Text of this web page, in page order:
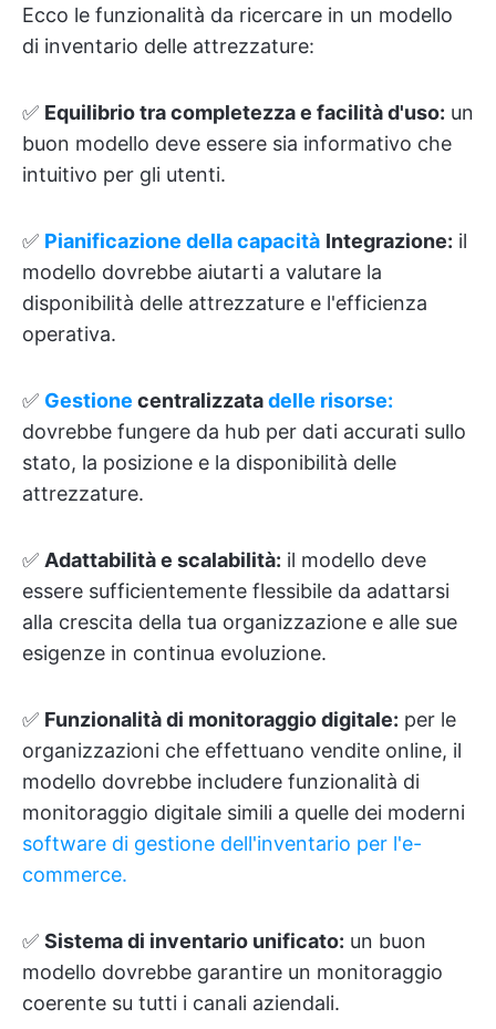
Ecco le funzionalità da ricercare in un modello
di inventario delle attrezzature:
✅ Equilibrio tra completezza e facilità d'uso: un
buon modello deve essere sia informativo che
intuitivo per gli utenti.
✅ Pianificazione della capacità Integrazione: il
modello dovrebbe aiutarti a valutare la
disponibilità delle attrezzature e l'efficienza
operativa.
✅ Gestione centralizzatadelle risorse:
dovrebbe fungere da hub per dati accurati sullo
stato, la posizione e la disponibilità delle
attrezzature.
✅ Adattabilità e scalabilità: il modello deve
essere sufficientemente flessibile da adattarsi
alla crescita della tua organizzazione e alle sue
esigenze in continua evoluzione.
✅ Funzionalità di monitoraggio digitale: per le
organizzazioni che effettuano vendite online, il
modello dovrebbe includere funzionalità di
monitoraggio digitale simili a quelle dei moderni
software di gestione dell'inventario per l'e-
commerce.
✅ Sistema di inventario unificato: un buon
modello dovrebbe garantire un monitoraggio
coerente su tutti i canali aziendali.